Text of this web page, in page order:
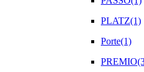
PLATZ(1)
Porte(1)